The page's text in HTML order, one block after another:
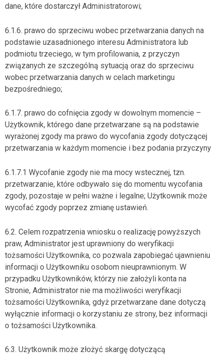
dane, które dostarczył Administratorowi;
6.1.6. prawo do sprzeciwu wobec przetwarzania danych na
podstawie uzasadnionego interesu Administratora lub
podmiotu trzeciego, w tym profilowania, z przyczyn
związanych ze szczególną sytuacją oraz do sprzeciwu
wobec przetwarzania danych w celach marketingu
bezpośredniego;
6.1.7. prawo do cofnięcia zgody w dowolnym momencie –
Użytkownik, którego dane przetwarzane są na podstawie
wyrażonej zgody ma prawo do wycofania zgody dotyczącej
przetwarzania w każdym momencie i bez podania przyczyny
6.1.7.1 Wycofanie zgody nie ma mocy wstecznej, tzn.
przetwarzanie, które odbywało się do momentu wycofania
zgody, pozostaje w pełni ważne i legalne; Użytkownik może
wycofać zgody poprzez zmianę ustawień.
6.2. Celem rozpatrzenia wniosku o realizację powyższych
praw, Administrator jest uprawniony do weryfikacji
tożsamości Użytkownika, co pozwala zapobiegać ujawnieniu
informacji o Użytkowniku osobom nieuprawnionym. W
przypadku Użytkowników, którzy nie założyli konta na
Stronie, Administrator nie ma możliwości weryfikacji
tożsamości Użytkownika, gdyż przetwarzane dane dotyczą
wyłącznie informacji o korzystaniu ze strony, bez informacji
o tożsamości Użytkownika.
6.3. Użytkownik może złożyć skargę dotyczącą